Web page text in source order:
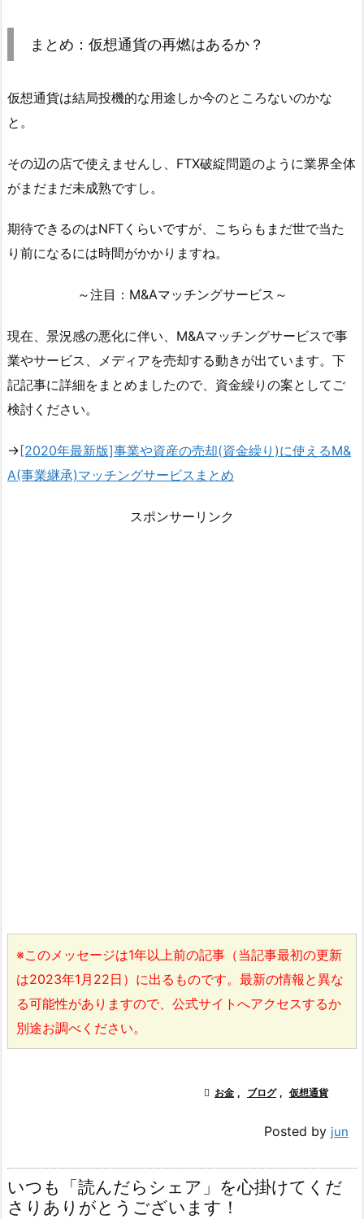
まとめ：仮想通貨の再燃はあるか？
仮想通貨は結局投機的な用途しか今のところないのかな
と。
その辺の店で使えませんし、FTX破綻問題のように業界全体
がまだまだ未成熟ですし。
期待できるのはNFTくらいですが、こちらもまだ世で当た
り前になるには時間がかかりますね。
～注目：M&Aマッチングサービス～
現在、景況感の悪化に伴い、M&Aマッチングサービスで事
業やサービス、メディアを売却する動きが出ています。下
記記事に詳細をまとめましたので、資金繰りの案としてご
検討ください。
→[2020年最新版]事業や資産の売却(資金繰り)に使えるM&
A(事業継承)マッチングサービスまとめ
スポンサーリンク
※このメッセージは1年以上前の記事（当記事最初の更新
は2023年1月22日）に出るものです。最新の情報と異な
る可能性がありますので、公式サイトへアクセスするか
別途お調べください。
 お金 , ブログ , 仮想通貨
Posted by jun
いつも「読んだらシェア」を心掛けてくだ
さりありがとうございます！